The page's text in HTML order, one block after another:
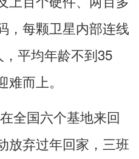
，每颗卫星内部连线
，平均年龄不到35
而上。
国六个基地来回
放弃过年回家，三班